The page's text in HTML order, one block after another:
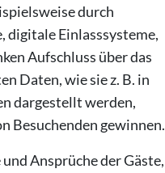
durch
digitale Einlasssysteme,
Aufschluss über das
Daten, wie sie z. B. in
dargestellt werden,
Besuchenden gewinnen.
Ansprüche der Gäste,